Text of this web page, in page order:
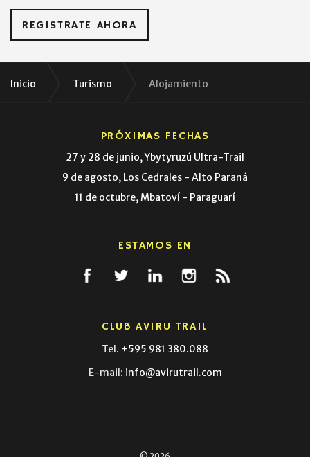
REGISTRATE AHORA
Inicio Turismo Alojamiento
PRÓXIMAS FECHAS
27 y 28 de junio, Ybytyruzú Ultra-Trail
9 de agosto, Los Cedrales - Alto Paraná
11 de octubre, Mbatoví - Paraguarí
ESTAMOS EN
CLUB AVIRU TRAIL
Tel. +595 981 380.088
E-mail: info@avirutrail.com